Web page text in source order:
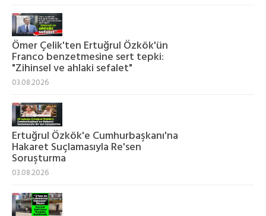
Ömer Çelik'ten Ertuğrul Özkök'ün
Franco benzetmesine sert tepki:
"Zihinsel ve ahlaki sefalet"
03.08.2026
Ertuğrul Özkök'e Cumhurbaşkanı'na
Hakaret Suçlamasıyla Re'sen
Soruşturma
03.08.2026